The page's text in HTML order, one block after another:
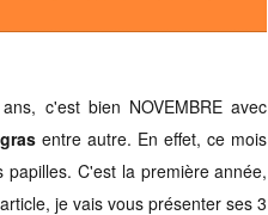
c'est bien NOVEMBRE avec
entre autre. En effet, ce mois
C'est la première année,
je vais vous présenter ses 3